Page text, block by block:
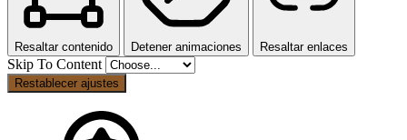
Resaltar contenido Detener animaciones Resaltar enlaces
Skip To Content
Restablecer ajustes